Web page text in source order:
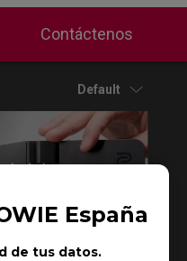
España
de tus datos.
Contáctenos
Default